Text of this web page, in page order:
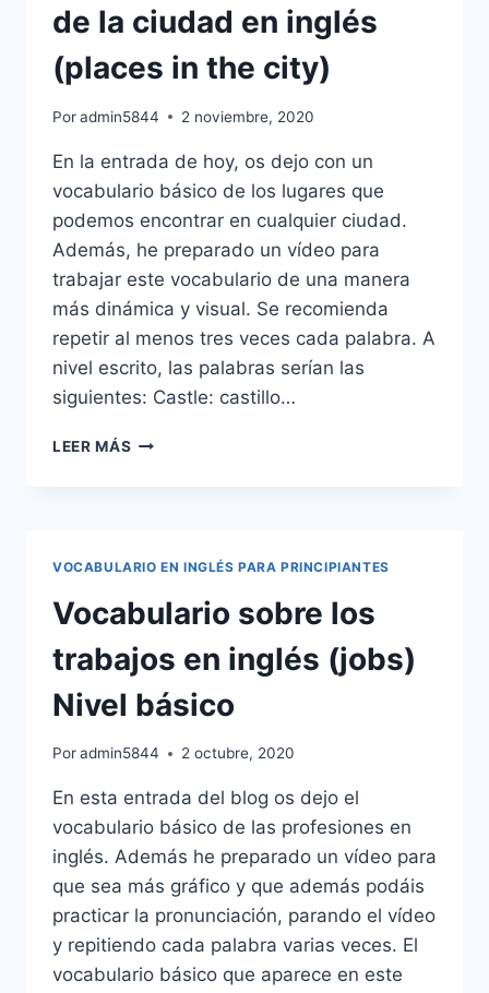
(CAPITAL
LETTERS)
de la ciudad en inglés
(places in the city)
Poradmin5844 2 noviembre, 2020
En la entrada de hoy, os dejo con un
vocabulario básico de los lugares que
podemos encontrar en cualquier ciudad.
Además, he preparado un vídeo para
trabajar este vocabulario de una manera
más dinámica y visual. Se recomienda
repetir al menos tres veces cada palabra. A
nivel escrito, las palabras serían las
siguientes: Castle: castillo…
LEER MÁS VOCABULARIO
INGLÉS
(PLACES
IN
THE
CITY)
VOCABULARIO EN INGLÉS PARA PRINCIPIANTES
Vocabulario sobre los
trabajos en inglés (jobs)
Nivel básico
Poradmin5844 2 octubre, 2020
En esta entrada del blog os dejo el
vocabulario básico de las profesiones en
inglés. Además he preparado un vídeo para
que sea más gráfico y que además podáis
practicar la pronunciación, parando el vídeo
y repitiendo cada palabra varias veces. El
vocabulario básico que aparece en este